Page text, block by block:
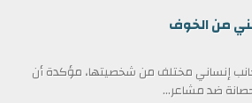
من الخوف
إنساني مختلف من شخصيتها، مؤكدة أن
ضد مشاعر...